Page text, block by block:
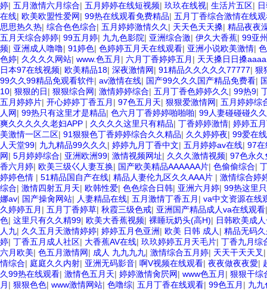
婷| 五月激情六月综合| 五月婷婷在线短视频| 玖玖在线视| 生活片五区|
在线| 欧美欧盟性爱网| 99热在线观看免费精品| 五月丁香综合激情在线
思思热久热| 综合色色综合| 五月婷婷激情久久 | 天天色天天搡| 精品夜夜
五月天综合婷婷| 99五月婷| 九九色影院| 亚洲综合激| 伊久大香蕉| 99亚
频| 亚洲成人噜噜| 91婷色| 色婷婷五月天在线观看| 亚洲小说欧美激情|
色婷| 久久久久网站| www.色五月 | 六月丁香婷婷五月 | 天天搡日日搡
日本97在线视频| 欧美精品18| 深夜激情网| 91精品久久久久久77777| 狠
99久久99精品免观看软件| av激情在线| 国产99久久久国产精品免费看|
10| 狠狠的日| 狠狠综合网| 激情婷婷综合| 五月丁香色婷婷久久 | 99热9|
五月婷婷片| 开心婷婷丁香五月 | 97色五月天| 狠狠爱激情网| 五月婷婷综
人网| 99热只有这里才是精品| 色六月丁香婷婷啪啪啪| 99人妻碰碰碰久
爽久久久久久老妇APP | 久久久久这里只有精品| 丁香婷婷激情| 婷婷五
美激情一区二区| 91狠狠色丁香婷婷综合久久精品| 久久婷婷夜| 99爱在线
人天堂99| 九九精品99久久久 | 婷婷九月丁香中文| 五月婷婷av在线| 97在
网| 5月婷婷综合| 亚洲欧洲99| 激情视频网址| 久久久激情视频| 97色永久
香六月婷| 欧美三级巜人妻互换| 国产欧美精品AAAAAA片| 色偷偷综合|
婷婷色情 | 51精品国自产在线| 精品人妻伦九区久久AAA片 | 激情综合婷
综合| 激情四射五月天| 欧韩性爱| 色色综合日韩| 亚洲六月婷| 99热这里
娜av| 国产操肏网站| 人妻精品在线| 五月激情丁香五月 | va中文资源在线
久婷婷五月 | 五月丁香婷草| 秋霞三级色戒| 亚洲国产精品成人va在线观看
色| 这里只有久久精99| 欧美大香蕉视频| 裸睡玩奶头(高H)| 日韩欧美成
人九| 久久五月天激情婷婷| 婷婷五月色亚洲| 欧美 日韩 成人 | 精品无码
婷| 丁香五月成人社区| 大香蕉AV在线| 玖玖婷婷五月天毛片| 丁香九月综
六月欧美| 色五月激情网| 成人 九九九九| 激情综合五月婷| 天天干天天叉
情综合| 庭庭久久内射| 亚洲无码影音| 啊V视频在线观看| 夜夜做夜夜愛|
久99热在线观看| 激情色五月天| 婷婷激情肏屄网| www色五月 | 狠狠干综
月 | 狠狠色色| www激情网站| 色噜综| 五月丁香在线观看| 99色五月 | 九九